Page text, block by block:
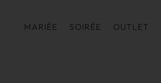
MARIÉE SOIRÉE OUTLET